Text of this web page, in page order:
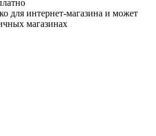
для интернет-магазина и может
магазинах